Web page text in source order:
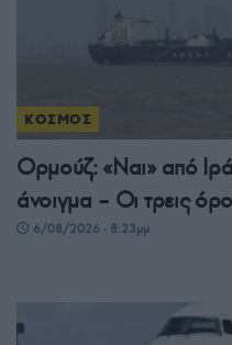
ΚΟΣΜΟΣ
Ορμούζ: «Ναι» από
άνοιγμα – Οι τρεις
6/08/2026 - 8:23μμ